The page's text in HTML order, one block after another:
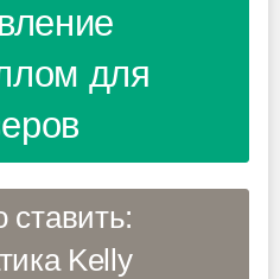
для
ставить:
Kelly